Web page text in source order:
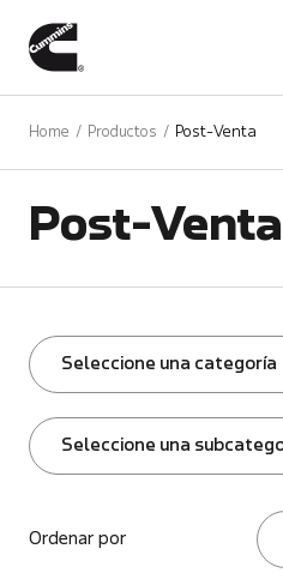
Home Productos Post-Venta
Post-Venta
Seleccione una categoría
Seleccione una
Ordenar por